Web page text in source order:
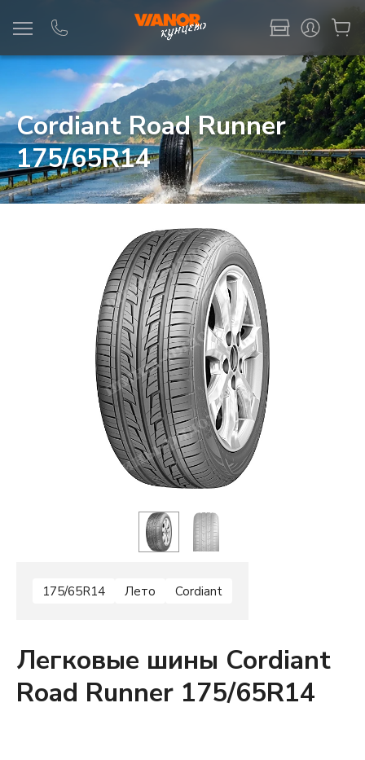
Cordiant Road Runner
175/65R14
175/65R14 Лето Cordiant
Легковые шины Cordiant
Road Runner 175/65R14
Информация Фото товара